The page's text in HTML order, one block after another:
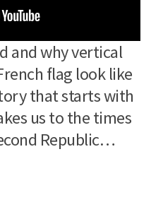
and why vertical
flag look like
that starts with
us to the times
Republic…